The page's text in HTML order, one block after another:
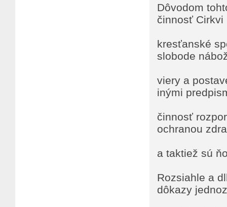
Dôvodom
činnosť Cirkvi
kresťanské
slobode
viery a
inými
činnosť
ochranou
a taktiež sú
Rozsiahle a
dôkazy